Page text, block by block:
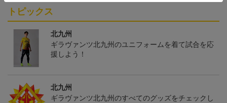
トピックス
北九州
ギラヴァンツ北九州のユニフォームを着て試合を応
援しよう！
北九州
ギラヴァンツ北九州のすべてのグッズをチェックし